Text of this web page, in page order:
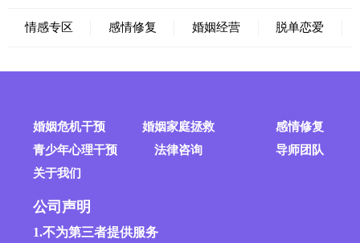
情感专区 感情修复 婚姻经营 脱单恋爱
婚姻危机干预 婚姻家庭拯救
感情修复
青少年心理干预
法律咨询
导师团队
关于我们
公司声明
1.不为第三者提供服务